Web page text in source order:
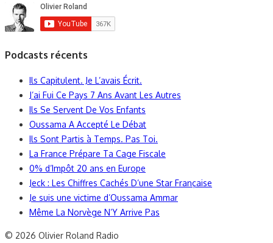
Podcasts récents
Ils Capitulent. Je L’avais Écrit.
J’ai Fui Ce Pays 7 Ans Avant Les Autres
Ils Se Servent De Vos Enfants
Oussama A Accepté Le Débat
Ils Sont Partis à Temps. Pas Toi.
La France Prépare Ta Cage Fiscale
0% d’Impôt 20 ans en Europe
Jeck : Les Chiffres Cachés D’une Star Française
Je suis une victime d’Oussama Ammar
Même La Norvège N’Y Arrive Pas
© 2026 Olivier Roland Radio